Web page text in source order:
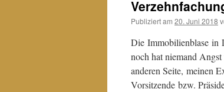
Publiziert am 20. Juni 2018
Die Immobilienblase in
noch hat niemand
anderen Seite, meinen
Vorsitzende bzw.